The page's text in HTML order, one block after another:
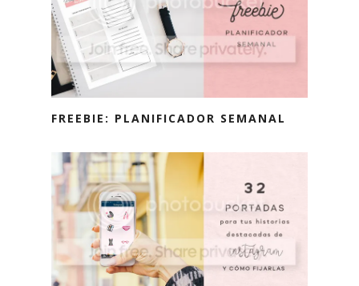
FREEBIE: PLANIFICADOR SEMANAL